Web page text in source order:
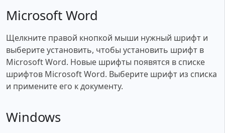
Microsoft Word
Щелкните правой кнопкой мыши нужный шрифт и
выберите установить, чтобы установить шрифт в
Microsoft Word. Новые шрифты появятся в списке
шрифтов Microsoft Word. Выберите шрифт из списка
и примените его к документу.
Windows